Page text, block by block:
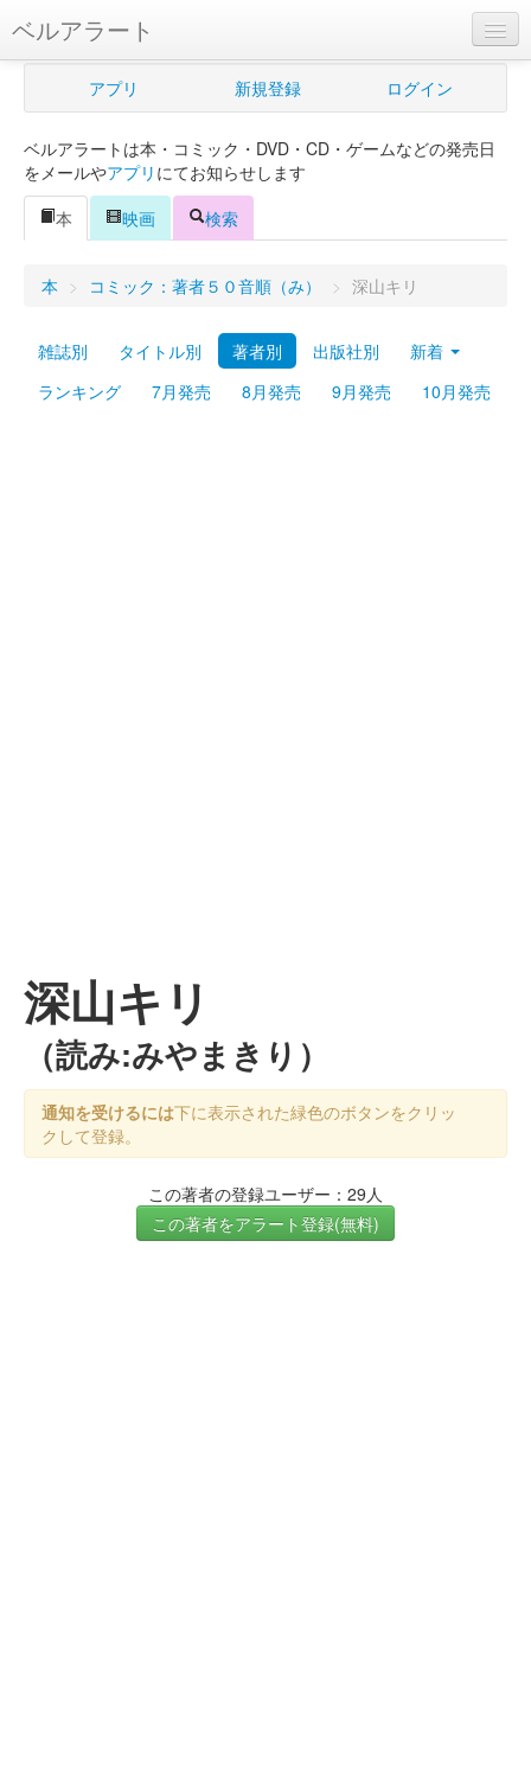
ベルアラート
ベルアラートとは
新規登録
ログイン
Myシェルフ
プレミアム
アプリ 新規登録 ログイン
ベルアラートは本・コミック・DVD・CD・ゲームなどの発売日
をメールやアプリ にてお知らせします
本
映画 検索
本 > コミック：著者５０音順（み） > 深山キリ
雑誌別 タイトル別 著者別 出版社別
新着
ランキング
7月発売 8月発売 9月発売 10月発売
深山キリ
（読み:みやまきり）
通知を受けるには下に表示された緑色のボタンをクリッ
クして登録。
この著者の登録ユーザー：29人
この著者をアラート登録(無料)